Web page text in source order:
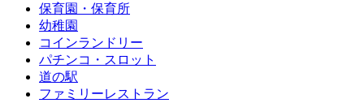
保育園・保育所
幼稚園
コインランドリー
パチンコ・スロット
道の駅
ファミリーレストラン